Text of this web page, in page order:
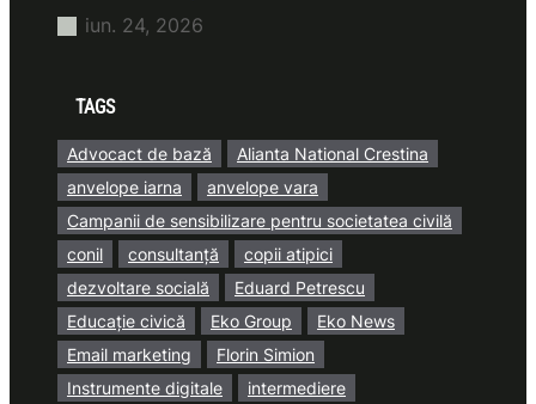
iun. 24, 2026
TAGS
Advocact de bază
Alianta National Crestina
anvelope iarna
anvelope vara
Campanii de sensibilizare pentru societatea civilă
conil
consultanță
copii atipici
dezvoltare socială
Eduard Petrescu
Educație civică
Eko Group
Eko News
Email marketing
Florin Simion
Instrumente digitale
intermediere